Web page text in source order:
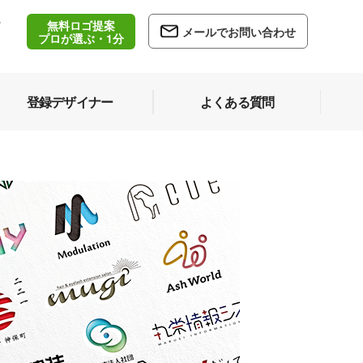
無料ロゴ提案
プロが選ぶ・1分
メールでお問い合わせ
登録デザイナー よくある質問